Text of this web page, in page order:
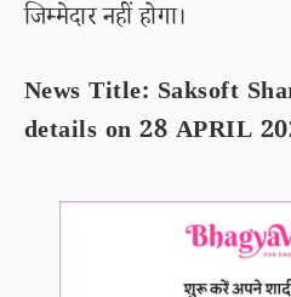
जिम्मेदार नहीं होगा।
News Title: Saksoft
details on 28 APRIL